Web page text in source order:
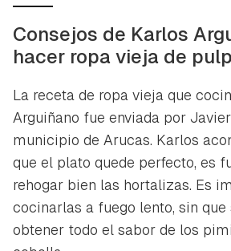
Consejos de Karlos
hacer ropa vieja de
La receta de ropa vieja que
Arguiñano fue enviada por
municipio de Arucas. Karlos
que el plato quede perfecto, es
rehogar bien las hortalizas. Es
cocinarlas a fuego lento, sin que
obtener todo el sabor de los